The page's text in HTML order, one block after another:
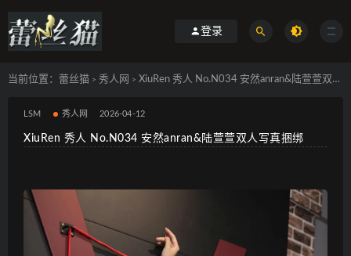
登录
当前位置： 蕾丝猫 > 秀人网 > XiuRen 秀人 No.N034 安然anran&陆萱萱双人写真捆绑
LSM 秀人网 2026-04-12
XiuRen 秀人 No.N034 安然anran&陆萱萱双人写真捆绑